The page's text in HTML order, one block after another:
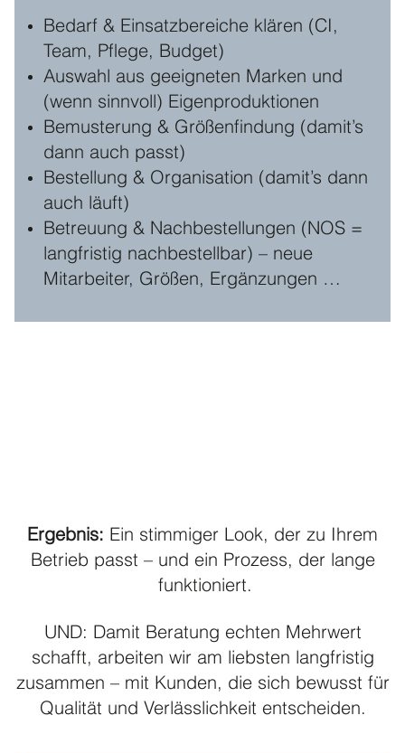
Bedarf & Einsatzbereiche klären (CI,
Team, Pflege, Budget)
Auswahl aus geeigneten Marken und
(wenn sinnvoll) Eigenproduktionen
Bemusterung & Größenfindung (damit’s
dann auch passt)
Bestellung & Organisation (damit’s dann
auch läuft)
Betreuung & Nachbestellungen (NOS =
langfristig nachbestellbar) – neue
Mitarbeiter, Größen, Ergänzungen …
Ergebnis: Ein stimmiger Look, der zu Ihrem
Betrieb passt – und ein Prozess, der lange
funktioniert.
UND: Damit Beratung echten Mehrwert
schafft, arbeiten wir am liebsten langfristig
zusammen – mit Kunden, die sich bewusst für
Qualität und Verlässlichkeit entscheiden.